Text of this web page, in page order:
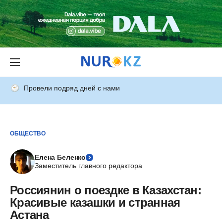
Провели подряд дней с нами
ОБЩЕСТВО
Елена Беленко
Заместитель главного редактора
Россиянин о поездке в Казахстан:
Красивые казашки и странная
Астана